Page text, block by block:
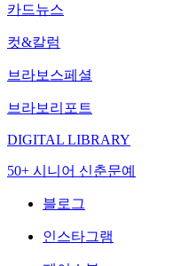
카드뉴스
컷&칼럼
브라보스페셜
브라보리포트
DIGITAL LIBRARY
50+ 시니어 신춘문예
블로그
인스타그램